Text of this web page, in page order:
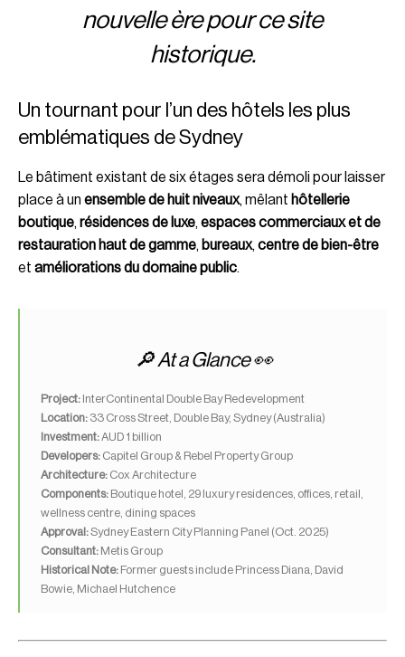
nouvelle ère pour ce site
historique.
Un tournant pour l’un des hôtels les plus
emblématiques de Sydney
Le bâtiment existant de six étages sera démoli pour laisser
place à un ensemble de huit niveaux, mêlant hôtellerie
boutique, résidences de luxe, espaces commerciaux et de
restauration haut de gamme, bureaux, centre de bien-être
et améliorations du domaine public.
🔎At a Glance 👀
Project: InterContinental Double Bay Redevelopment
Location: 33 Cross Street, Double Bay, Sydney (Australia)
Investment:AUD 1 billion
Developers: Capitel Group & Rebel Property Group
Architecture: Cox Architecture
Components: Boutique hotel, 29 luxury residences, offices, retail,
wellness centre, dining spaces
Approval:Sydney Eastern City Planning Panel (Oct. 2025)
Consultant: Metis Group
Historical Note: Former guests include Princess Diana, David
Bowie, Michael Hutchence